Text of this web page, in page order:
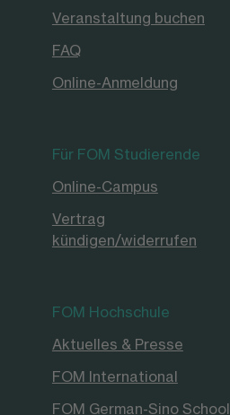
Veranstaltung buchen
FAQ
Online-Anmeldung
Für FOM Studierende
Online-Campus
Vertrag
kündigen/widerrufen
FOM Hochschule
Aktuelles & Presse
FOM International
FOM German-Sino School